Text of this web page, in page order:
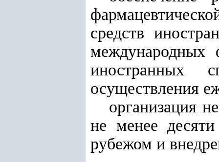
средств
международных
иностранных
осуществления
организация
не менее
рубежом и